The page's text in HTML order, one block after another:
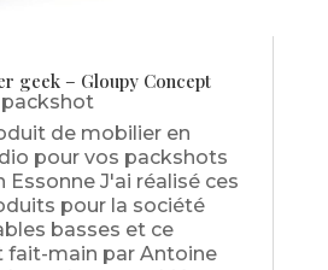
geek – Gloupy Concept
packshot
de mobilier en
pour vos packshots
Essonne J'ai réalisé ces
pour la société
basses et ce
fait-main par Antoine